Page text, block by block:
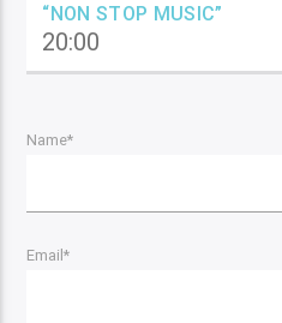
“NON STOP MUSIC”
20:00
Name*
Email*